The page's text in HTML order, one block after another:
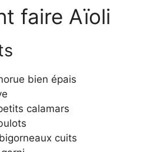
faire Aïoli
bien épais
calamars
cuits